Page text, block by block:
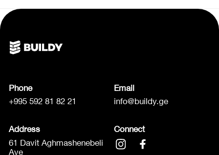
Phone
+995 592 81 82 21
Email
info@buildy.ge
Address
61 Davit Aghmashenebeli
Ave
Connect